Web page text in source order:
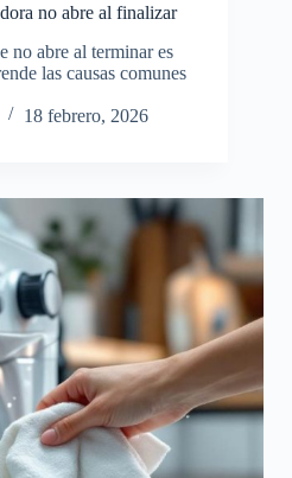
no abre al finalizar
no abre al terminar es
las causas comunes
18 febrero, 2026